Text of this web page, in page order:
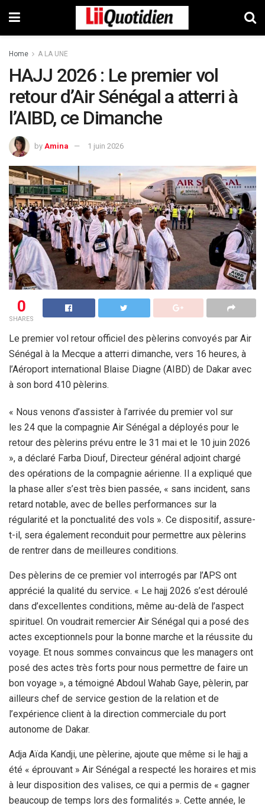
Home A LA UNE
HAJJ 2026 : Le premier vol
retour d’Air Sénégal a atterri à
l’AIBD, ce Dimanche
by Amina 1 juin 2026
0
SHARES
Le premier vol retour officiel des pèlerins convoyés par Air
Sénégal à la Mecque a atterri dimanche, vers 16 heures, à
l’Aéroport international Blaise Diagne (AIBD) de Dakar avec
à son bord 410 pèlerins.
« Nous venons d’assister à l’arrivée du premier vol sur
les 24 que la compagnie Air Sénégal a déployés pour le
retour des pèlerins prévu entre le 31 mai et le 10 juin 2026
», a déclaré Farba Diouf, Directeur général adjoint chargé
des opérations de la compagnie aérienne. Il a expliqué que
la phase aller s’est très bien passée, « sans incident, sans
retard notable, avec de belles performances sur la
régularité et la ponctualité des vols ». Ce dispositif, assure-
t-il, sera également reconduit pour permettre aux pèlerins
de rentrer dans de meilleures conditions.
Des pèlerins de ce premier vol interrogés par l’APS ont
apprécié la qualité du service. « Le hajj 2026 s’est déroulé
dans d’excellentes conditions, même au-delà de l’aspect
spirituel. On voudrait remercier Air Sénégal qui a posé des
actes exceptionnels pour la bonne marche et la réussite du
voyage. Et nous sommes convaincus que les managers ont
posé des actes très forts pour nous permettre de faire un
bon voyage », a témoigné Abdoul Wahab Gaye, pèlerin, par
ailleurs chef de service gestion de la relation et de
l’expérience client à la direction commerciale du port
autonome de Dakar.
Adja Aïda Kandji, une pèlerine, ajoute que même si le hajj a
été « éprouvant » Air Sénégal a respecté les horaires et mis
à leur disposition des valises, ce qui a permis de « gagner
beaucoup de temps lors des formalités ». Cette année, le